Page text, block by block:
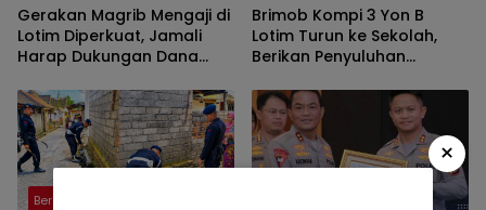
Gerakan Magrib Mengaji di
Lotim Diperkuat, Jamali
Harap Dukungan Dana
Brimob Kompi 3 Yon B
Lotim Turun ke Sekolah,
Berikan Penyuluhan
SAR Siswa SMK NW Benteng
Berita
×